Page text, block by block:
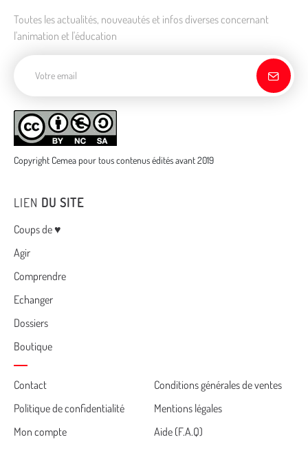
Toutes les actualités, nouveautés et infos diverses concernant
l'animation et l'éducation
Copyright Cemea pour tous contenus édités avant 2019
LIEN DU SITE
Menu
Coups de ♥
Agir
Comprendre
Echanger
Dossiers
Boutique
Cemea
footer
Contact
Conditions générales de ventes
Politique de confidentialité
Mentions légales
Mon compte
Aide (F.A.Q)